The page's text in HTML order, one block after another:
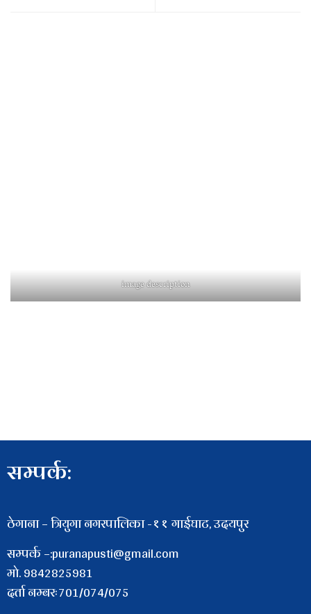
image description
सम्पर्क:
ठेगाना – त्रियुगा नगरपालिका -११ गाईघाट, उदयपुर
सम्पर्क –:puranapusti@gmail.com
माे. 9842825981
दर्ता नम्बरः701/074/075